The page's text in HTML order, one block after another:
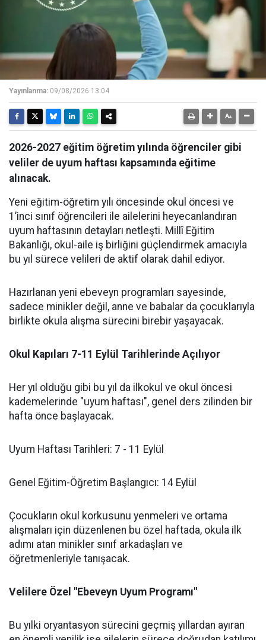
Yayınlanma: 09/08/2026 13:04
2026-2027 eğitim öğretim yılında öğrenciler gibi
veliler de uyum haftası kapsamında eğitime
alınacak.
Yeni eğitim-öğretim yılı öncesinde okul öncesi ve
1’inci sınıf öğrencileri ile ailelerini heyecanlandıran
uyum haftasının detayları netleşti. Millî Eğitim
Bakanlığı, okul-aile iş birliğini güçlendirmek amacıyla
bu yıl sürece velileri de aktif olarak dahil ediyor.
​Hazırlanan yeni ebeveyn programları sayesinde,
sadece minikler değil, anne ve babalar da çocuklarıyla
birlikte okula alışma sürecini birebir yaşayacak.
​Okul Kapıları 7-11 Eylül Tarihlerinde Açılıyor
​Her yıl olduğu gibi bu yıl da ilkokul ve okul öncesi
kademelerinde "uyum haftası", genel ders zilinden bir
hafta önce başlayacak.
​Uyum Haftası Tarihleri: 7 - 11 Eylül
​Genel Eğitim-Öğretim Başlangıcı: 14 Eylül
​Çocukların okul korkusunu yenmeleri ve ortama
alışmaları için düzenlenen bu özel haftada, okula ilk
adımı atan minikler sınıf arkadaşları ve
öğretmenleriyle tanışacak.
​Velilere Özel "Ebeveyn Uyum Programı"
​Bu yılki oryantasyon sürecini geçmiş yıllardan ayıran